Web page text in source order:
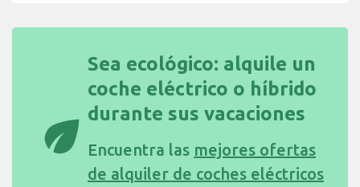
eco
Sea ecológico: alquile un
coche eléctrico o híbrido
durante sus vacaciones
Encuentra las mejores ofertas
de alquiler de coches eléctricos